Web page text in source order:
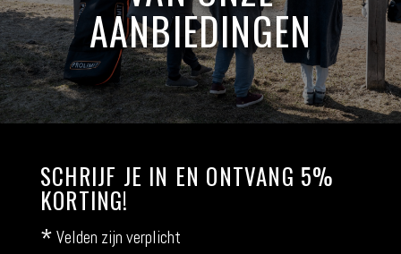
AANBIEDINGEN
SCHRIJF JE IN EN ONTVANG 5%
KORTING!
* Velden zijn verplicht